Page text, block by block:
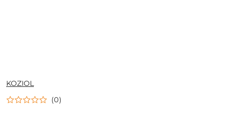
NAZWA
PRODUCENTA:
KOZIOL
(0)